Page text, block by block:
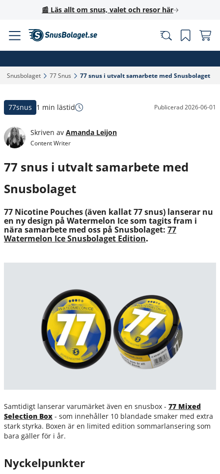
📰 Läs allt om snus, valet och resor här
Snusbolaget‎ 77 Snus‎ 77 snus i utvalt samarbete med Snusbolaget‎
77snus 1 min lästid Publicerad2026-06-01
Skriven av Amanda Leijon
Content Writer
77 snus i utvalt samarbete med
Snusbolaget
77 Nicotine Pouches (även kallat 77 snus) lanserar nu
en ny design på Watermelon Ice som tagits fram i
nära samarbete med oss på Snusbolaget: 77
Watermelon Ice Snusbolaget Edition.
Samtidigt lanserar varumärket även en snusbox - 77 Mixed
Selection Box - som innehåller 10 blandade smaker med extra
stark styrka. Boxen är en limited edition sommarlansering som
bara gäller för i år.
Nyckelpunkter